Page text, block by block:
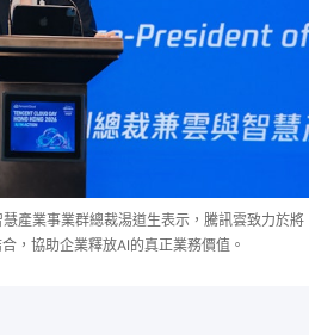
產業事業群總裁湯道生表示，騰訊雲致力於將
，協助企業釋放AI的真正業務價值。